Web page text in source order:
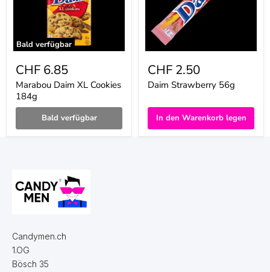
Bald verfügbar
CHF 6.85
Marabou Daim XL Cookies
184g
Bald verfügbar
CHF 2.50
Daim Strawberry 56g
In den Warenkorb legen
Candymen.ch
1.OG
Bösch 35